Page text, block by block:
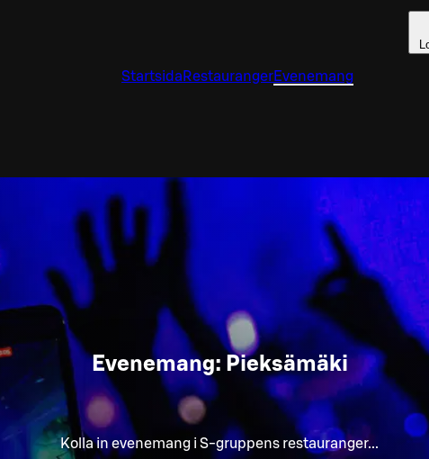
Startsida RestaurangerEvenemang
Evenemang: Pieksämäki
Kolla in evenemang i S-gruppens restauranger...